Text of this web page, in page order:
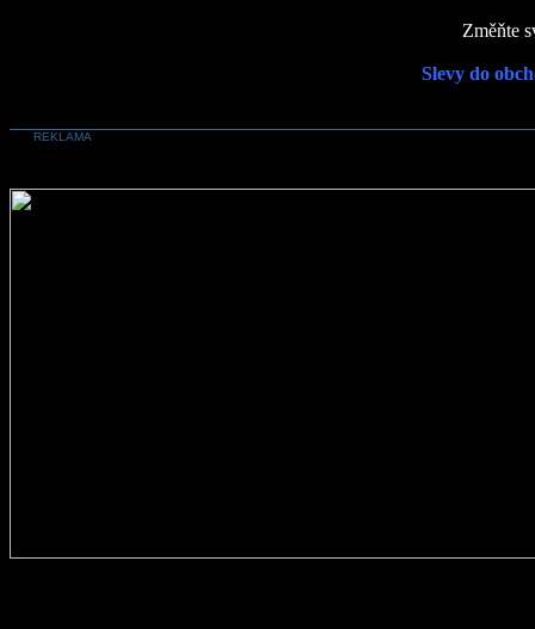
Změňte
Slevy do
REKLAMA